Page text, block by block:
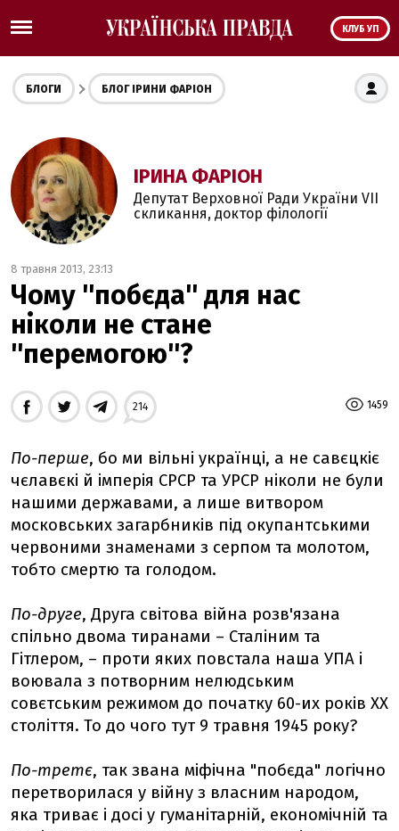
КЛУБ УП
БЛОГИ БЛОГ ІРИНИ ФАРІОН
ІРИНА ФАРІОН
Депутат Верховної Ради України VII
скликання, доктор філології
8 травня 2013, 23:13
Чому ''побєда'' для нас
ніколи не стане
''перемогою''?
1459
214
По-перше, бо ми вільні українці, а не савєцкіє
чєлавєкі й імперія СРСР та УРСР ніколи не були
нашими державами, а лише витвором
московських загарбників під окупантськими
червоними знаменами з серпом та молотом,
тобто смертю та голодом.
По-друге, Друга світова війна розв'язана
спільно двома тиранами – Сталіним та
Гітлером, – проти яких повстала наша УПА і
воювала з потворним нелюдським
совєтським режимом до початку 60-их років ХХ
століття. То до чого тут 9 травня 1945 року?
По-третє, так звана міфічна "побєда" логічно
перетворилася у війну з власним народом,
яка триває і досі у гуманітарній, економічній та